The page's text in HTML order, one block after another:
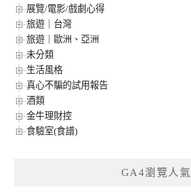
展覽/電影/戲劇心得
旅遊｜台灣
旅遊｜歐洲、亞洲
未分類
生活風格
真心不騙的試用報告
酒類
金牛理財控
食驗室(食譜)
GA4瀏覽人氣